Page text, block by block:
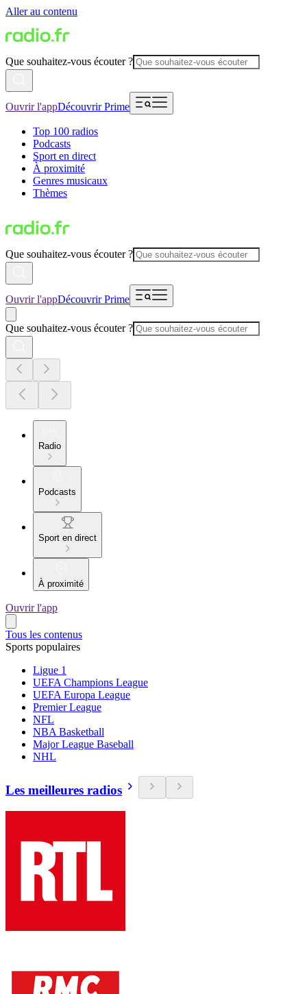
Aller au contenu
Que souhaitez-vous écouter ?
Ouvrir l'appDécouvrir Prime
Top 100 radios
Podcasts
Sport en direct
À proximité
Genres musicaux
Thèmes
Que souhaitez-vous écouter ?
Ouvrir l'appDécouvrir Prime
Que souhaitez-vous écouter ?
Radio
Podcasts
Sport en direct
À proximité
Ouvrir l'app
Tous les contenus
Sports populaires
Ligue 1
UEFA Champions League
UEFA Europa League
Premier League
NFL
NBA Basketball
Major League Baseball
NHL
Les meilleures radios